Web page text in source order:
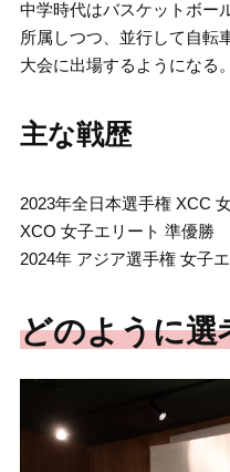
中学時代はバスケットボー
所属しつつ、並行して自転
大会に出場するようになる。
主な戦歴
2023年全日本選手権 XCC
XCO 女子エリート 準優勝
2024年 アジア選手権 女子
どのように選